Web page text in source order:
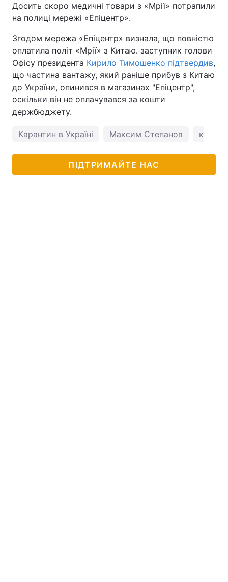
Досить скоро медичні товари з «Мрії» потрапили
на полиці мережі «Епіцентр».
Згодом мережа «Епіцентр» визнала, що повністю
оплатила політ «Мрії» з Китаю. заступник голови
Офісу президента Кирило Тимошенко підтвердив,
що частина вантажу, який раніше прибув з Китаю
до України, опинився в магазинах "Епіцентр",
оскільки він не оплачувався за кошти
держбюджету.
Карантин в Україні Максим Степанов
ПІДТРИМАЙТЕ НАС